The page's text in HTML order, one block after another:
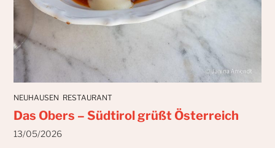
NEUHAUSEN RESTAURANT
Das Obers – Südtirol grüßt Österreich
13/05/2026